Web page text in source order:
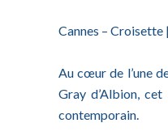
Cannes – Croisette
Au cœur de l’une
Gray d’Albion,
contemporain.